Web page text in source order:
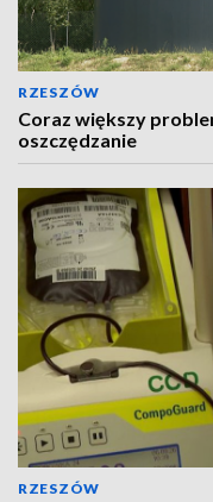
RZESZÓW
Coraz większy
oszczędzanie
RZESZÓW